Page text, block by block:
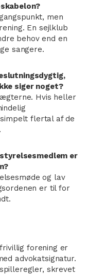
men
En sejlklub
behov end en
sangere.
siger noget?
Hvis heller
flertal af de
er
og lav
er til for
forening er
advokatsignatur.
skrevet